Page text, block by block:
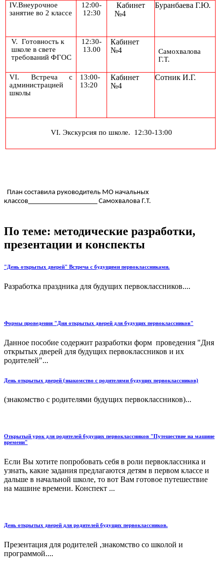
IV.Внеурочное
занятие во 2 классе
12:00-
12:30
Кабинет
№4
Буранбаева Г.Ю.
V. Готовность к
школе в свете
требований ФГОС
12:30-
13.00
Кабинет
№4
Самохвалова
Г.Т.
VI. Встреча с
администрацией
школы
13:00-
13:20
Кабинет
№4
Сотник И.Г.
VI. Экскурсия по школе. 12:30-13:00
План составила руководитель МО начальных
классов____________________ Самохвалова Г.Т.
По теме: методические разработки,
презентации и конспекты
"День открытых дверей" Встреча с будущими первоклассниками.
Разработка праздника для будущих первоклассников....
Формы проведения "Дня открытых дверей для будущих первоклассников"
Данное пособие содержит разработки форм проведения "Дня
открытых дверей для будущих первоклассников и их
родителей"...
День открытых дверей (знакомство с родителями будущих первоклассников)
(знакомство с родителями будущих первоклассников)...
Открытый урок для родителей будущих первоклассников "Путешествие на машине
времени"
Если Вы хотите попробовать себя в роли первоклассника и
узнать, какие задания предлагаются детям в первом классе и
дальше в начальной школе, то вот Вам готовое путешествие
на машине времени. Конспект ...
День открытых дверей для родителей будущих первоклассников.
Презентация для родителей ,знакомство со школой и
программой....